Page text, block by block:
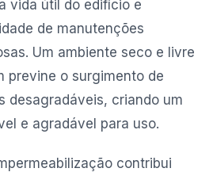
vida útil do edifício e
de manutenções
Um ambiente seco e livre
previne o surgimento de
desagradáveis, criando um
e agradável para uso.
contribui